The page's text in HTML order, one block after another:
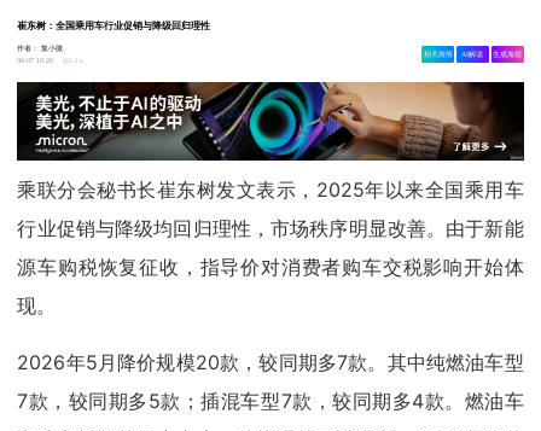
崔东树：全国乘用车行业促销与降级回归理性
作者：集小微
06-07 10:20
1.1w
相关舆情 AI解读 生成海报
乘联分会秘书长崔东树发文表示，2025年以来全国乘用车
行业促销与降级均回归理性，市场秩序明显改善。由于新能
源车购税恢复征收，指导价对消费者购车交税影响开始体
现。
2026年5月降价规模20款，较同期多7款。其中纯燃油车型
7款，较同期多5款；插混车型7款，较同期多4款。燃油车